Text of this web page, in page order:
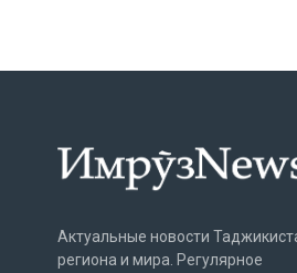
Актуальные новости
региона и мира. Регулярное